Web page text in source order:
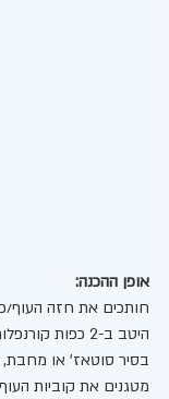
אופן ההכנה:
חותכים את חזה העוף/
היטב ב-2 כפות קורנפלור.
מטגנים את קוביות